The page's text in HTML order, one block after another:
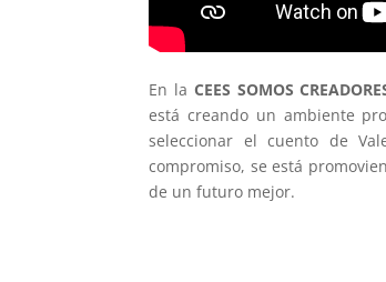
En la CEES SOMOS
está creando un ambiente
seleccionar el cuento de
compromiso, se está
de un futuro mejor.